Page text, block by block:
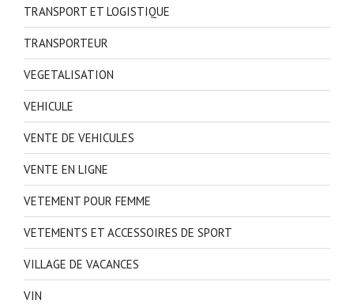
TRANSPORT ET LOGISTIQUE
TRANSPORTEUR
VEGETALISATION
VEHICULE
VENTE DE VEHICULES
VENTE EN LIGNE
VETEMENT POUR FEMME
VETEMENTS ET ACCESSOIRES DE SPORT
VILLAGE DE VACANCES
VIN